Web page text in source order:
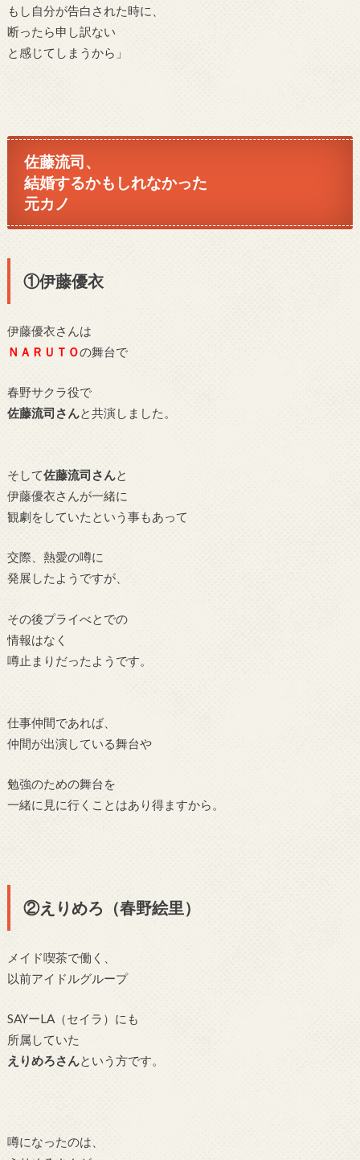
もし自分が告白された時に、
断ったら申し訳ない
と感じてしまうから」
佐藤流司、
結婚するかもしれなかった
元カノ
①伊藤優衣
伊藤優衣さんは
ＮＡＲＵＴＯの舞台で
春野サクラ役で
佐藤流司さんと共演しました。
そして佐藤流司さんと
伊藤優衣さんが一緒に
観劇をしていたという事もあって
交際、熱愛の噂に
発展したようですが、
その後プライべとでの
情報はなく
噂止まりだったようです。
仕事仲間であれば、
仲間が出演している舞台や
勉強のための舞台を
一緒に見に行くことはあり得ますから。
②えりめろ （春野絵里）
メイド喫茶で働く、
以前アイドルグループ
SAYーLA（セイラ）にも
所属していた
えりめろさんという方です。
噂になったのは、